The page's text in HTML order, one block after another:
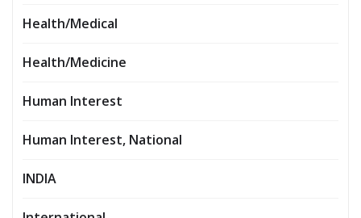
Health/Medical
Health/Medicine
Human Interest
Human Interest, National
INDIA